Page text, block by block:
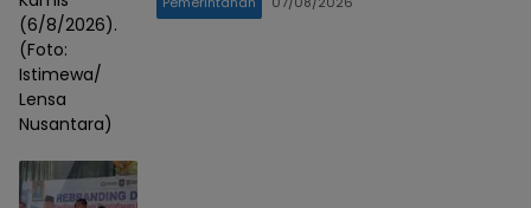
(6/8/2026).
(Foto:
Istimewa/
Lensa
Nusantara)